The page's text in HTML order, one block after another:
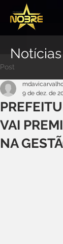
Post
VAI
NA
9 de dez. de
Notícias